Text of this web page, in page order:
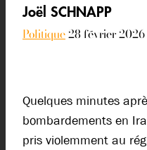
Joël SCHNAPP
Politique 28 février 2026
Quelques minutes
bombardements en
pris violemment au